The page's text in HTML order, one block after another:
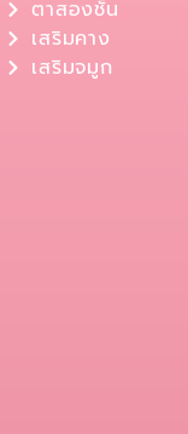
ตาสองชั้น
เสริมคาง
เสริมจมูก